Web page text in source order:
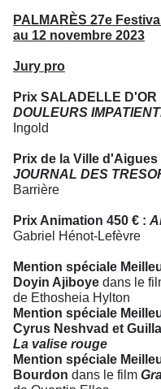
PALMARÈS 27e
au 12 novembre 2023
Jury pro
Prix SALADELLE D'OR
DOULEURS
Ingold
Prix de la Ville d'Aigues
JOURNAL DES
Barrière
Prix Animation 450 € :
Gabriel Hénot-Lefèvre
Mention spéciale
Doyin Ajiboye dans le
de Ethosheia Hylton
Mention spéciale
Cyrus Neshvad et
La valise rouge
Mention spéciale
Bourdon dans le film